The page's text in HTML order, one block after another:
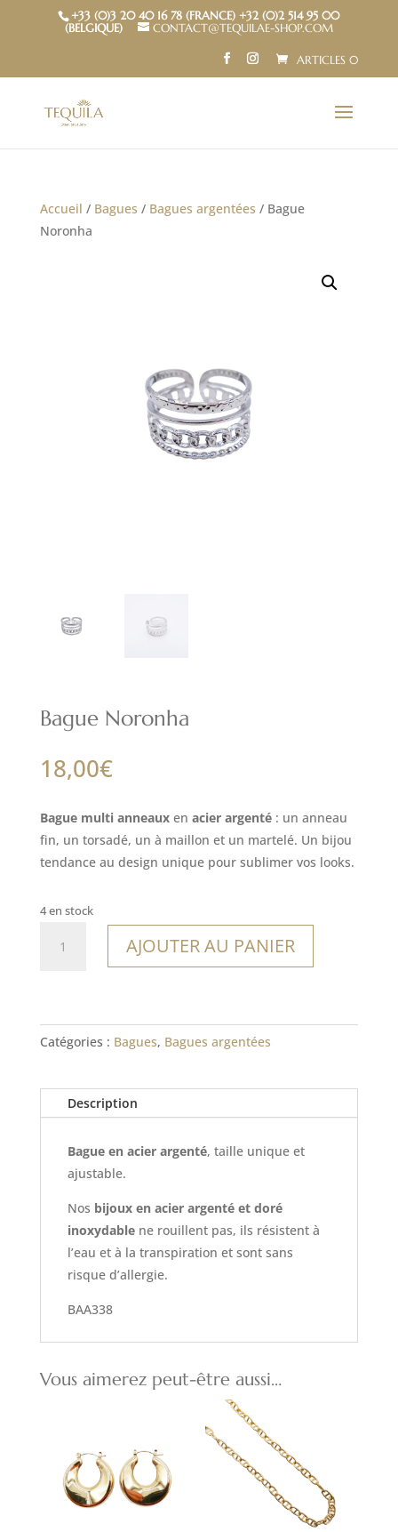
+33 (0)3 20 40 16 78 (FRANCE) +32 (0)2 514 95 00
(BELGIQUE)
CONTACT@TEQUILAE-SHOP.COM
ARTICLES 0
Accueil / Bagues / Bagues argentées / Bague
Noronha
Bague Noronha
18,00€
Bague multi anneauxen acier argenté: un anneau
fin, un torsadé, un à maillon et un martelé. Un bijou
tendance au design unique pour sublimer vos looks.
4 en stock
AJOUTER AU PANIER
Catégories : Bagues, Bagues argentées
Description
Bague en acier argenté, taille unique et
ajustable.
Nos bijoux en acier argenté et doré
inoxydablene rouillent pas, ils résistent à
l’eau et à la transpiration et sont sans
risque d’allergie.
BAA338
Vous aimerez peut-être aussi…